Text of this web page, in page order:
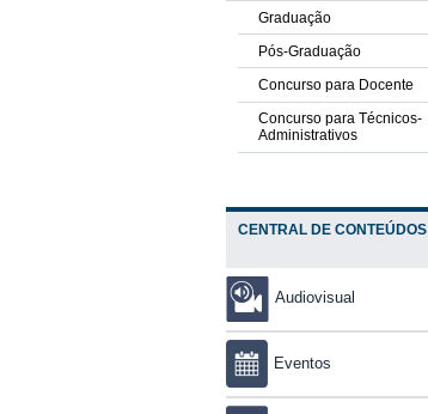
Graduação
Pós-Graduação
Concurso para Docente
Concurso para Técnicos-
Administrativos
CENTRAL DE CONTEÚDOS
Audiovisual
Eventos